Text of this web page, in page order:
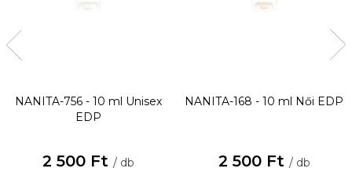
NANITA-756 - 10 ml Unisex
EDP
2 500 Ft / db
NANITA-168 - 10 ml Női EDP
2 500 Ft / db